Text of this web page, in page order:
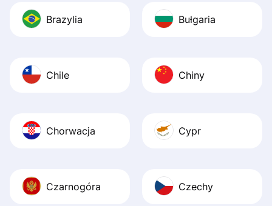
Brazylia Bułgaria
Chile Chiny
Chorwacja Cypr
Czarnogóra Czechy